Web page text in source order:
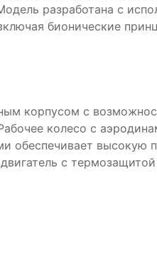
разработана с
бионические
корпусом с
колесо с
обеспечивает высокую
с